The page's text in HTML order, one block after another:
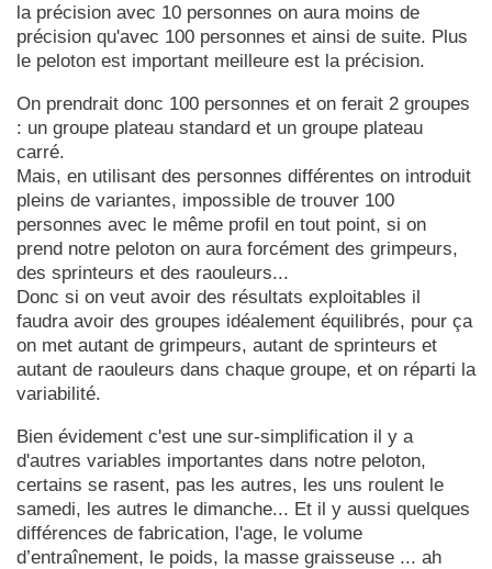
la précision avec 10 personnes on aura moins de
précision qu'avec 100 personnes et ainsi de suite. Plus
le peloton est important meilleure est la précision.
On prendrait donc 100 personnes et on ferait 2 groupes
: un groupe plateau standard et un groupe plateau
carré.
Mais, en utilisant des personnes différentes on introduit
pleins de variantes, impossible de trouver 100
personnes avec le même profil en tout point, si on
prend notre peloton on aura forcément des grimpeurs,
des sprinteurs et des raouleurs...
Donc si on veut avoir des résultats exploitables il
faudra avoir des groupes idéalement équilibrés, pour ça
on met autant de grimpeurs, autant de sprinteurs et
autant de raouleurs dans chaque groupe, et on réparti la
variabilité.
Bien évidement c'est une sur-simplification il y a
d'autres variables importantes dans notre peloton,
certains se rasent, pas les autres, les uns roulent le
samedi, les autres le dimanche... Et il y aussi quelques
différences de fabrication, l'age, le volume
d’entraînement, le poids, la masse graisseuse ... ah